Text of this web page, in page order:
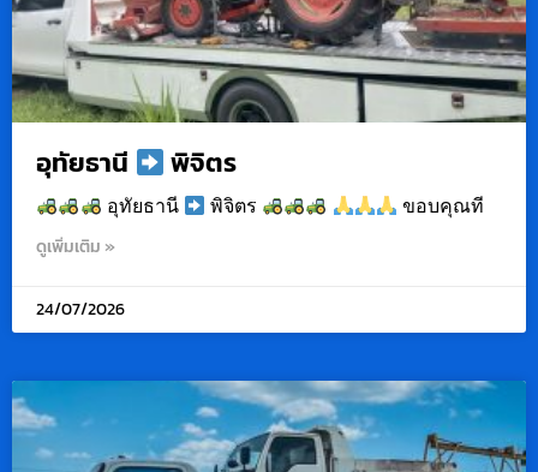
อุทัยธานี พิจิตร
อุทัยธานี พิจิตร ขอบคุณที
ดูเพิ่มเติม »
24/07/2026